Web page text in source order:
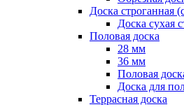
Доска строганная
Доска сухая
Половая доска
28 мм
36 мм
Половая
Доска для
Террасная доска